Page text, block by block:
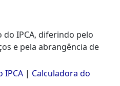
do IPCA, diferindo pelo
e pela abrangência de
IPCA | Calculadora do